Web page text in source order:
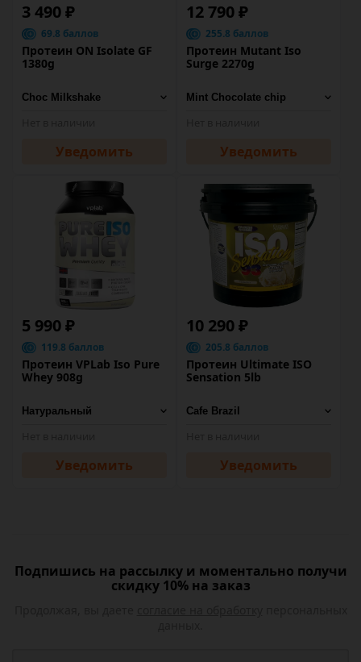
3 490 ₽
69.8 баллов
Протеин ON Isolate GF
1380g
Уведомить
12 790 ₽
255.8 баллов
Протеин Mutant Iso
Surge 2270g
Уведомить
5 990 ₽
119.8 баллов
Протеин VPLab Iso Pure
Whey 908g
Уведомить
10 290 ₽
205.8 баллов
Протеин Ultimate ISO
Sensation 5lb
Уведомить
Подпишись на рассылку и моментально получи
скидку 10% на заказ